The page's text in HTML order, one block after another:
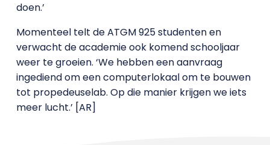
doen.’
Momenteel telt de ATGM 925 studenten en
verwacht de academie ook komend schooljaar
weer te groeien. ‘We hebben een aanvraag
ingediend om een computerlokaal om te bouwen
tot propedeuselab. Op die manier krijgen we iets
meer lucht.’ [AR]